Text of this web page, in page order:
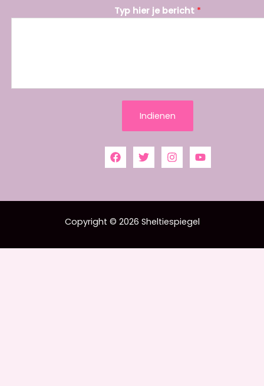
l
a
h
e
r
J
Typ hier je bericht *
Indienen
Copyright © 2026 Sheltiespiegel